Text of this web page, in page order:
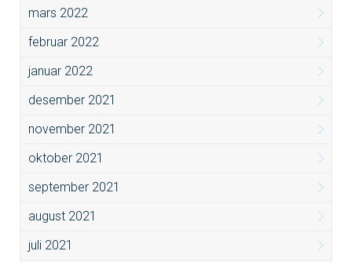
mars 2022
februar 2022
januar 2022
desember 2021
november 2021
oktober 2021
september 2021
august 2021
juli 2021